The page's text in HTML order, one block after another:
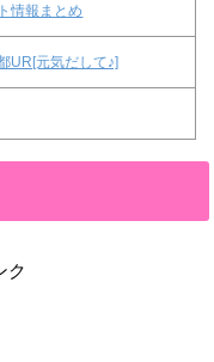
情報まとめ
UR[元気だして♪]
ク